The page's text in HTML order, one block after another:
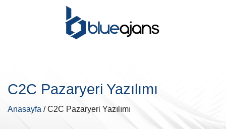
C2C Pazaryeri Yazılımı
Anasayfa / C2C Pazaryeri Yazılımı